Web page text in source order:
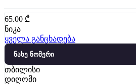
65.00 ₾
ნიკა
ყველა განცხადება
ნახე ნომერი
თბილისი
დიღომი